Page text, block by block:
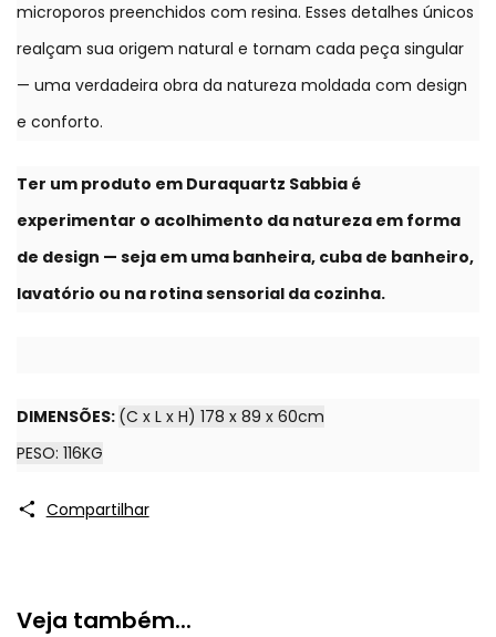
microporos preenchidos com resina. Esses detalhes únicos
realçam sua origem natural e tornam cada peça singular
— uma verdadeira obra da natureza moldada com design
e conforto.
Ter um produto em Duraquartz Sabbia é
experimentar o acolhimento da natureza em forma
de design — seja em uma banheira, cuba de banheiro,
lavatório ou na rotina sensorial da cozinha.
DIMENSÕES: (C x L x H) 178 x 89 x 60cm
PESO: 116KG
Compartilhar
Veja também...